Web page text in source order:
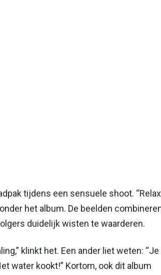
tijdens een sensuele shoot.
het album. De beelden
duidelijk wisten te waarderen.
klinkt het. Een ander liet weten:
water kookt!” Kortom, ook dit album